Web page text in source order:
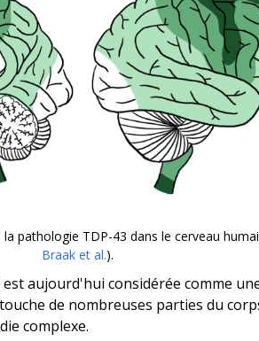
pathologie TDP-43 dans le cerveau
Braak et al.).
aujourd'hui considérée comme
de nombreuses parties du
complexe.